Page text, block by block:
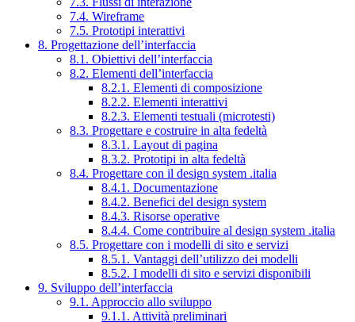
7.4. Wireframe
7.5. Prototipi interattivi
8. Progettazione dell’interfaccia
8.1. Obiettivi dell’interfaccia
8.2. Elementi dell’interfaccia
8.2.1. Elementi di composizione
8.2.2. Elementi interattivi
8.2.3. Elementi testuali (microtesti)
8.3. Progettare e costruire in alta fedeltà
8.3.1. Layout di pagina
8.3.2. Prototipi in alta fedeltà
8.4. Progettare con il design system .italia
8.4.1. Documentazione
8.4.2. Benefici del design system
8.4.3. Risorse operative
8.4.4. Come contribuire al design system .italia
8.5. Progettare con i modelli di sito e servizi
8.5.1. Vantaggi dell’utilizzo dei modelli
8.5.2. I modelli di sito e servizi disponibili
9. Sviluppo dell’interfaccia
9.1. Approccio allo sviluppo
9.1.1. Attività preliminari